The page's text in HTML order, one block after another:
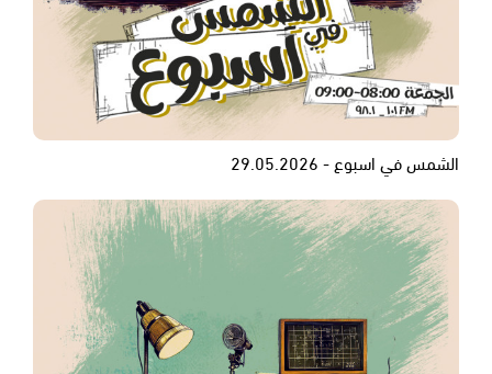
الشمس في اسبوع - 29.05.2026